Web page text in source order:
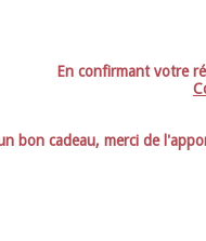
En confirmant votre
bon cadeau, merci de